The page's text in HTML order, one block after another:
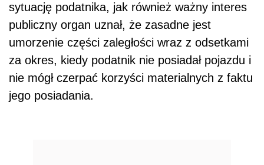
sytuację podatnika, jak również ważny interes
publiczny organ uznał, że zasadne jest
umorzenie części zaległości wraz z odsetkami
za okres, kiedy podatnik nie posiadał pojazdu i
nie mógł czerpać korzyści materialnych z faktu
jego posiadania.